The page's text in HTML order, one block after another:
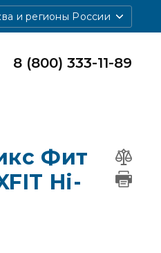
и регионы России
8 (800) 333-11-89
Фит
Hi-